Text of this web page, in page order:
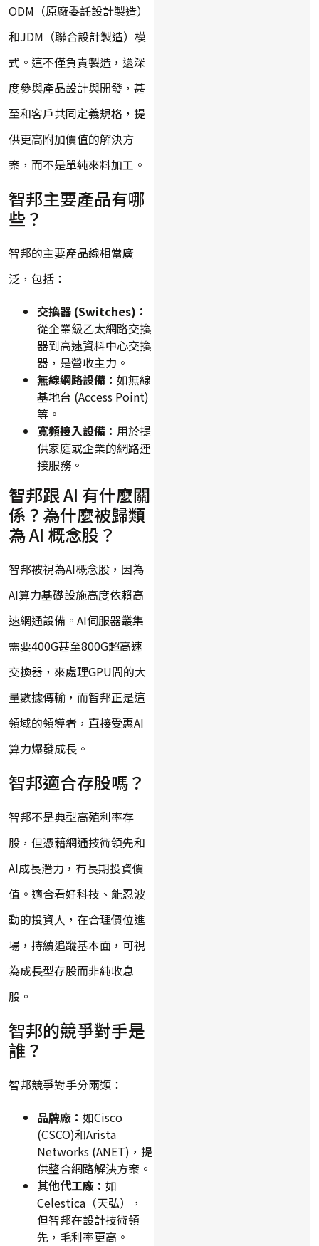
ODM（原廠委託設計製造）
和JDM（聯合設計製造）模
式。這不僅負責製造，還深
度參與產品設計與開發，甚
至和客戶共同定義規格，提
供更高附加價值的解決方
案，而不是單純來料加工。
智邦主要產品有哪
些？
智邦的主要產品線相當廣
泛，包括：
交換器 (Switches)：
從企業級乙太網路交換
器到高速資料中心交換
器，是營收主力。
無線網路設備： 如無線
基地台 (Access Point)
等。
寬頻接入設備： 用於提
供家庭或企業的網路連
接服務。
智邦跟 AI 有什麼關
係？為什麼被歸類
為 AI 概念股？
智邦被視為AI概念股，因為
AI算力基礎設施高度依賴高
速網通設備。AI伺服器叢集
需要400G甚至800G超高速
交換器，來處理GPU間的大
量數據傳輸，而智邦正是這
領域的領導者，直接受惠AI
算力爆發成長。
智邦適合存股嗎？
智邦不是典型高殖利率存
股，但憑藉網通技術領先和
AI成長潛力，有長期投資價
值。適合看好科技、能忍波
動的投資人，在合理價位進
場，持續追蹤基本面，可視
為成長型存股而非純收息
股。
智邦的競爭對手是
誰？
智邦競爭對手分兩類：
品牌廠： 如Cisco
(CSCO)和Arista
Networks (ANET)，提
供整合網路解決方案。
其他代工廠： 如
Celestica（天弘），
但智邦在設計技術領
先，毛利率更高。